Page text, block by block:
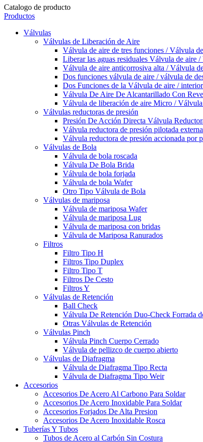
Catalogo de producto
Productos
Válvulas
Válvulas de Liberación de Aire
Válvula de aire de tres funciones / Válvula
Liberar las aguas residuales Válvula de aire
Válvula de aire anticorrosiva alta / Válvula
Dos funciones válvula de aire / válvula de
Dos Funciones de la Válvula de aire /
Válvula De Aire De Alcantarillado Con
Válvula de liberación de aire Micro /
Válvulas reductoras de presión
Presión De Acción Directa Válvula
Válvula reductora de presión pilotada
Válvula reductora de presión accionada por
Válvulas de Bola
Válvula de bola roscada
Válvula De Bola Brida
Válvula de bola forjada
Válvula de bola Wafer
Otro Tipo Válvula de Bola
Válvulas de mariposa
Válvula de mariposa Wafer
Válvula de mariposa Lug
Válvula de mariposa con bridas
Válvula de Mariposa Ranurados
Filtros
Filtro Tipo H
Filtros Tipo Duplex
Filtro Tipo T
Filtros De Cesto
Filtros Y
Válvulas de Retención
Ball Check
Válvula De Retención Duo-Check Forrada
Otras Válvulas de Retención
Válvulas Pinch
Válvula Pinch Cuerpo Cerrado
Válvula de pellizco de cuerpo abierto
Válvulas de Diafragma
Válvula de Diafragma Tipo Recta
Válvula de Diafragma Tipo Weir
Accesorios
Accesorios De Acero Al Carbono Para Soldar
Accesorios De Acero Inoxidable Para Soldar
Accesorios Forjados De Alta Presion
Accesorios De Acero Inoxidable Rosca
Tuberías Y Tubos
Tubos de Acero al Carbón Sin Costura